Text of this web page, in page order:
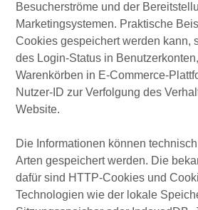
Besucherströme und der
Marketingsystemen. Praktische
Cookies gespeichert werden kann,
des Login-Status in
Warenkörben in E-Commerce-
Nutzer-ID zur Verfolgung des
Website.
Die Informationen können
Arten gespeichert werden. Die
dafür sind HTTP-Cookies und
Technologien wie der lokale